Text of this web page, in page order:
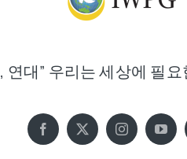
연대” 우리는 세상에 필